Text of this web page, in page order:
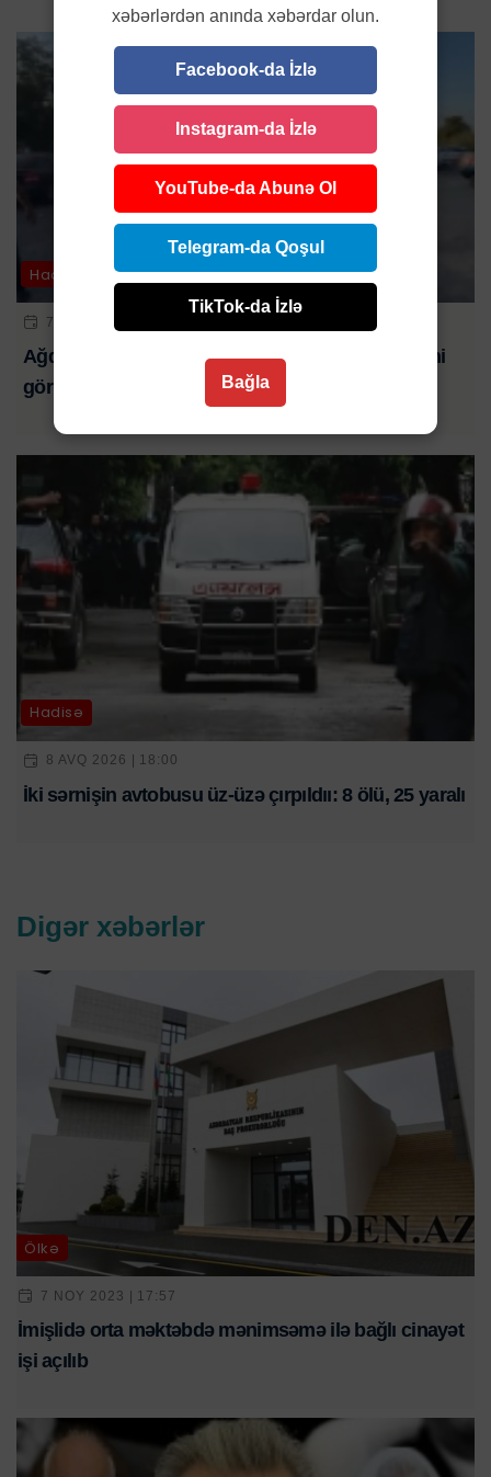
Hadisə
7 AVQ 2026 | 23:32
Ağdaşda televiziya əməkdaşlarına hücumun yeni
görüntüləri-ANBAAN VİDEO
Hadisə
8 AVQ 2026 | 18:00
İki sərnişin avtobusu üz-üzə çırpıldıı: 8 ölü, 25 yaralı
Digər xəbərlər
Ölkə
7 NOY 2023 | 17:57
İmişlidə orta məktəbdə mənimsəmə ilə bağlı cinayət
işi açılıb
xəbərlərdən anında xəbərdar olun.
Facebook-da İzlə
Instagram-da İzlə
YouTube-da Abunə Ol
Telegram-da Qoşul
TikTok-da İzlə
Bağla